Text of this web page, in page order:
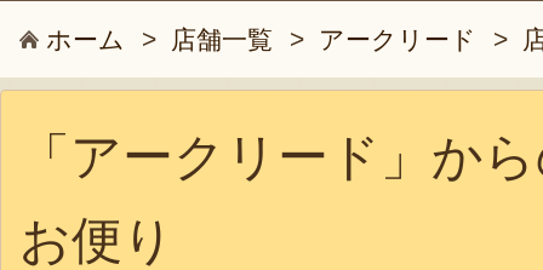
ホーム > 店舗一覧 > アークリード >
「アークリード」か
お便り